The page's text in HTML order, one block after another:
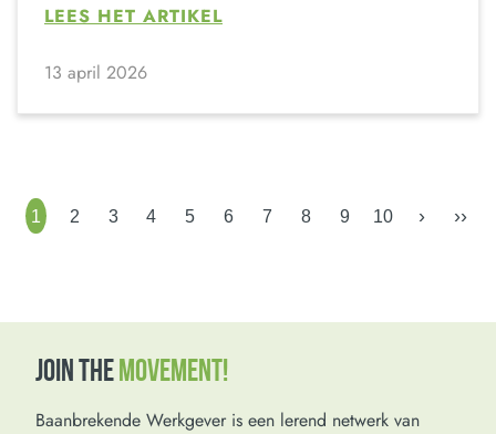
LEES HET ARTIKEL
13 april 2026
1 2 3 4 5 6 7 8 9 10 › ››
JOIN THEMOVEMENT!
Baanbrekende Werkgever is een lerend netwerk van